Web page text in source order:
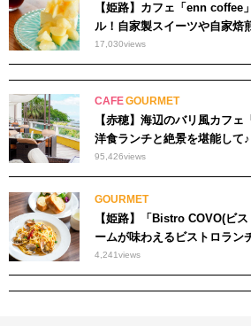
【姫路】カフェ「enn coffee
ル！自家製スイーツや自家焙
17,030views
CAFEGOURMET
【赤穂】海辺のバリ風カフ
洋食ランチと絶景を堪能して♪
95,426views
GOURMET
【姫路】「Bistro COVO(ビ
ームが味わえるビストロラン
4,241views